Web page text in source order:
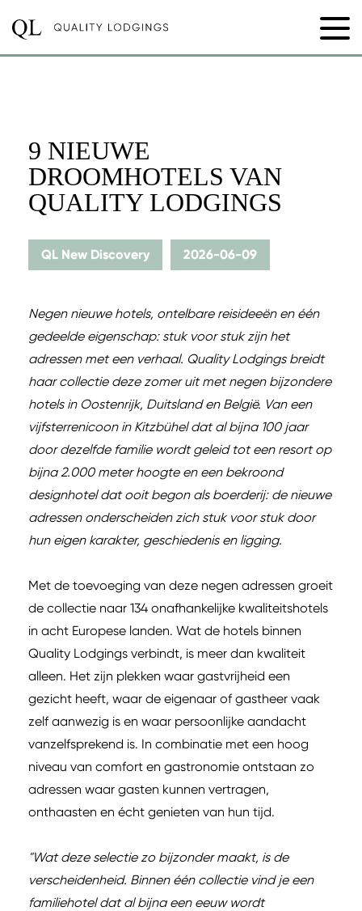
9 NIEUWE
DROOMHOTELS VAN
QUALITY LODGINGS
QL New Discovery 2026-06-09
Negen nieuwe hotels, ontelbare reisideeën en één
gedeelde eigenschap: stuk voor stuk zijn het
adressen met een verhaal. Quality Lodgings breidt
haar collectie deze zomer uit met negen bijzondere
hotels in Oostenrijk, Duitsland en België. Van een
vijfsterrenicoon in Kitzbühel dat al bijna 100 jaar
door dezelfde familie wordt geleid tot een resort op
bijna 2.000 meter hoogte en een bekroond
designhotel dat ooit begon als boerderij: de nieuwe
adressen onderscheiden zich stuk voor stuk door
hun eigen karakter, geschiedenis en ligging.
Met de toevoeging van deze negen adressen groeit
de collectie naar 134 onafhankelijke kwaliteitshotels
in acht Europese landen. Wat de hotels binnen
Quality Lodgings verbindt, is meer dan kwaliteit
alleen. Het zijn plekken waar gastvrijheid een
gezicht heeft, waar de eigenaar of gastheer vaak
zelf aanwezig is en waar persoonlijke aandacht
vanzelfsprekend is. In combinatie met een hoog
niveau van comfort en gastronomie ontstaan zo
adressen waar gasten kunnen vertragen,
onthaasten en écht genieten van hun tijd.
"Wat deze selectie zo bijzonder maakt, is de
verscheidenheid. Binnen één collectie vind je een
familiehotel dat al bijna een eeuw wordt